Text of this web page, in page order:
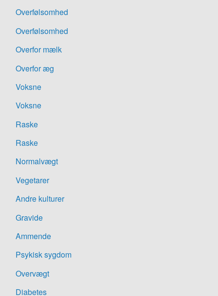
Overfølsomhed
Overfølsomhed
Overfor mælk
Overfor æg
Voksne
Voksne
Raske
Raske
Normalvægt
Vegetarer
Andre kulturer
Gravide
Ammende
Psykisk sygdom
Overvægt
Diabetes